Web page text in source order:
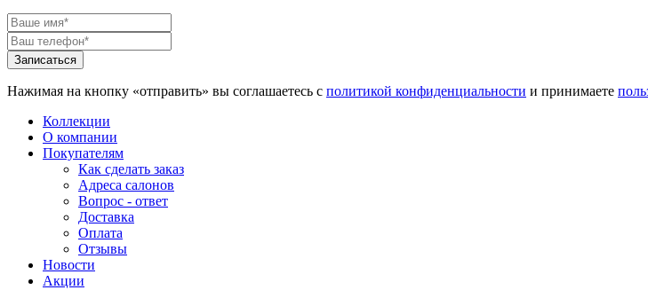
Нажимая на кнопку «отправить» вы соглашаетесь с политикой конфиденциальности и принимаете
Коллекции
О компании
Покупателям
Как сделать заказ
Адреса салонов
Вопрос - ответ
Доставка
Оплата
Отзывы
Новости
Акции